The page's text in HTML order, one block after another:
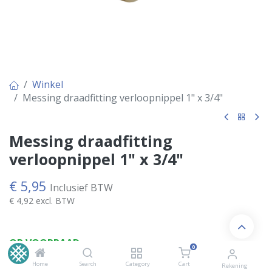
Home Search Category
0
Cart Rekening
Winkel
Messing draadfitting verloopnippel 1" x 3/4"
Messing draadfitting
verloopnippel 1" x 3/4"
€ 5,95 Inclusief BTW
€ 4,92 excl. BTW
OP VOORRAAD